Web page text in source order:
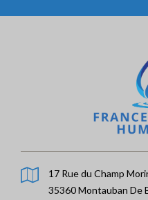
17 Rue du Champ
35360 Montauban De